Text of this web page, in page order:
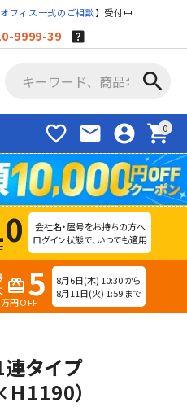
オフィス一式のご相談】受付中
9999-39
search
favorite_border mail account_circle shopping_cart
会社名・屋号をお持ちの方へ
ログイン状態で、いつでも適用
redeem 5
万円OFF
8月6日(木) 10:30 から
8月11日(火) 1:59 まで
連タイプ
）